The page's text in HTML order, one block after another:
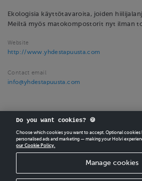
Ekologisia käyttötavaroita, joiden
Meiltä myös matokompostorit nyt ilman
Website
http://www.yhdestapuusta.com
Contact email
info@yhdestapuusta.com
CREATEYOUR OWN HOLVI ONLINE
Do you want cookies? 🍪
Choose which cookies you want to accept. Optional cookies
personalised ads and marketing — making your Holvi
our Cookie Policy.
Manage cookies